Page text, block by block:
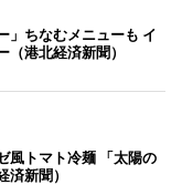
」ちなむメニューも イ
港北経済新聞）
風トマト冷麺 「太陽の
済新聞）